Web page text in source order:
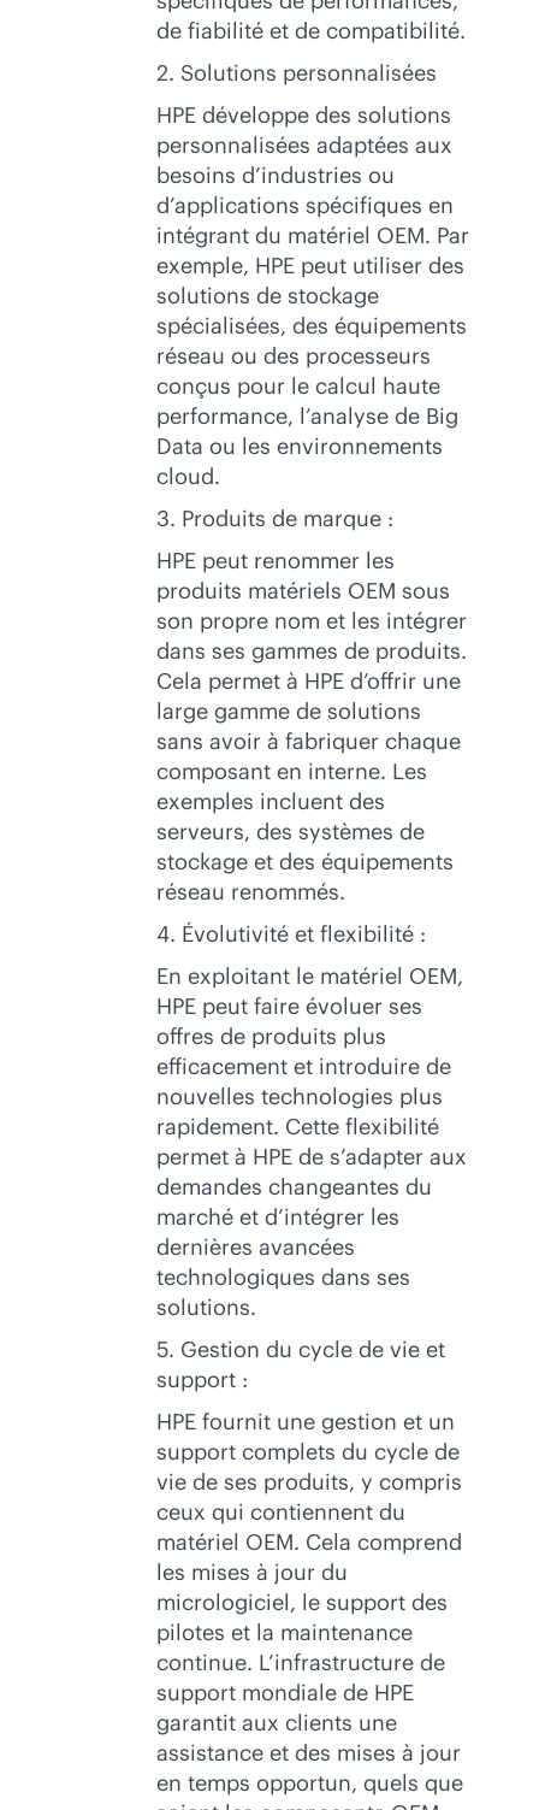
de fiabilité et de compatibilité.
2. Solutions personnalisées
HPE développe des solutions
personnalisées adaptées aux
besoins d’industries ou
d’applications spécifiques en
intégrant du matériel OEM. Par
exemple, HPE peut utiliser des
solutions de stockage
spécialisées, des équipements
réseau ou des processeurs
conçus pour le calcul haute
performance, l’analyse de Big
Data ou les environnements
cloud.
3. Produits de marque :
HPE peut renommer les
produits matériels OEM sous
son propre nom et les intégrer
dans ses gammes de produits.
Cela permet à HPE d’offrir une
large gamme de solutions
sans avoir à fabriquer chaque
composant en interne. Les
exemples incluent des
serveurs, des systèmes de
stockage et des équipements
réseau renommés.
4. Évolutivité et flexibilité :
En exploitant le matériel OEM,
HPE peut faire évoluer ses
offres de produits plus
efficacement et introduire de
nouvelles technologies plus
rapidement. Cette flexibilité
permet à HPE de s’adapter aux
demandes changeantes du
marché et d’intégrer les
dernières avancées
technologiques dans ses
solutions.
5. Gestion du cycle de vie et
support :
HPE fournit une gestion et un
support complets du cycle de
vie de ses produits, y compris
ceux qui contiennent du
matériel OEM. Cela comprend
les mises à jour du
micrologiciel, le support des
pilotes et la maintenance
continue. L’infrastructure de
support mondiale de HPE
garantit aux clients une
assistance et des mises à jour
en temps opportun, quels que